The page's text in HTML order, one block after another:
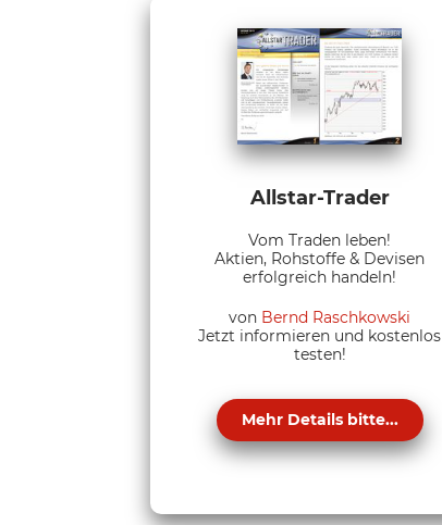
Allstar-Trader
Vom Traden leben!
Aktien, Rohstoffe & Devisen
erfolgreich handeln!
von Bernd Raschkowski
Jetzt informieren und kostenlos
testen!
Mehr Details bitte...